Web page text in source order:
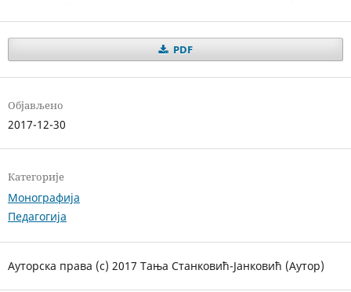
PDF
Објављено
2017-12-30
Категорије
Монографија
Педагогија
Ауторска права (c) 2017 Тања Станковић-Јанковић (Аутор)